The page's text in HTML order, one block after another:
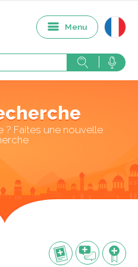
Menu
? Faites une nouvelle